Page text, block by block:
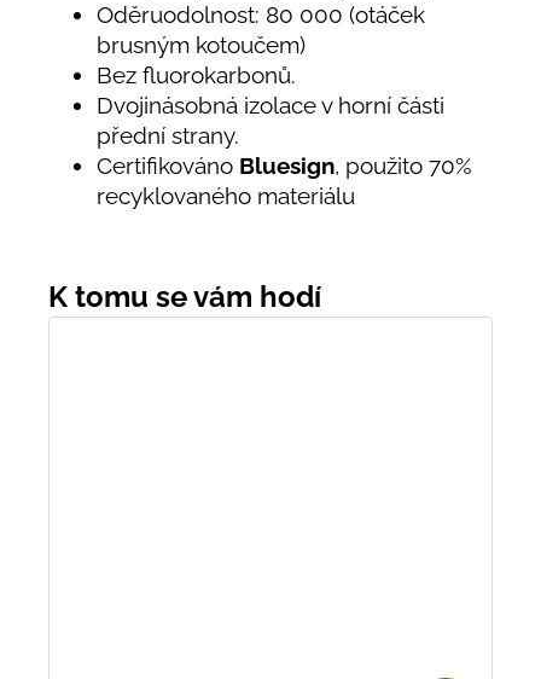
Oděruodolnost: 80 000 (otáček
brusným kotoučem)
Bez fluorokarbonů.
Dvojinásobná izolace v horní části
přední strany.
Certifikováno Bluesign, použito 70%
recyklovaného materiálu